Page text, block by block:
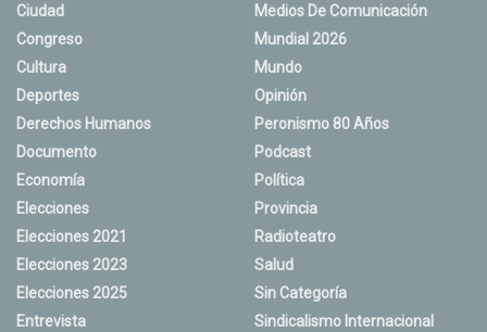
Ciudad
Congreso
Cultura
Deportes
Derechos Humanos
Documento
Economía
Elecciones
Elecciones 2021
Elecciones 2023
Elecciones 2025
Entrevista
Medios De Comunicación
Mundial 2026
Mundo
Opinión
Peronismo 80 Años
Podcast
Política
Provincia
Radioteatro
Salud
Sin Categoría
Sindicalismo Internacional